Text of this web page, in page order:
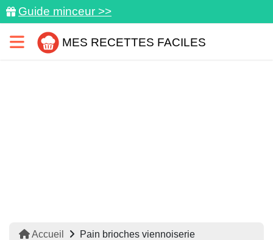
Guide minceur >>
MES RECETTES FACILES
Accueil Pain brioches viennoiserie